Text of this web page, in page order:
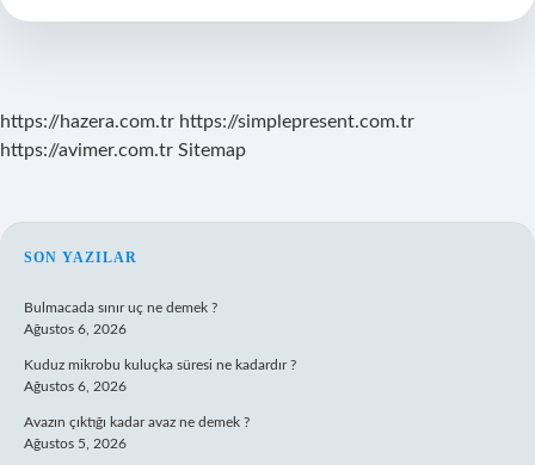
Var
https://hazera.com.tr https://simplepresent.com.tr
https://avimer.com.tr Sitemap
SIDEBAR
SON YAZILAR
Bulmacada sınır uç ne demek ?
Ağustos 6, 2026
Kuduz mikrobu kuluçka süresi ne kadardır ?
Ağustos 6, 2026
Avazın çıktığı kadar avaz ne demek ?
Ağustos 5, 2026